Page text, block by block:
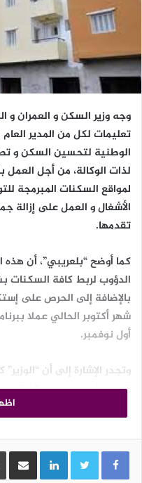
وجه وزير السكن و العمران و
تعليمات لكل من المدير العام
الوطنية لتحسين السكن و
لذات الوكالة، من أجل العمل
لمواقع السكنات المبرمجة
الأشغال و العمل على إزالة
تقدمها.
كما أوضح “بلعريبي”، أن
الدؤوب لربط كافة السكنات
بالإضافة إلى الحرص على
شهر أكتوبر الحالي عملا
أول نوفمبر.
وتجدر الإشارة إلى أن
توزيع مليون وحدة سكنية
سنة 2024، مؤكدا أن
LinkedIn